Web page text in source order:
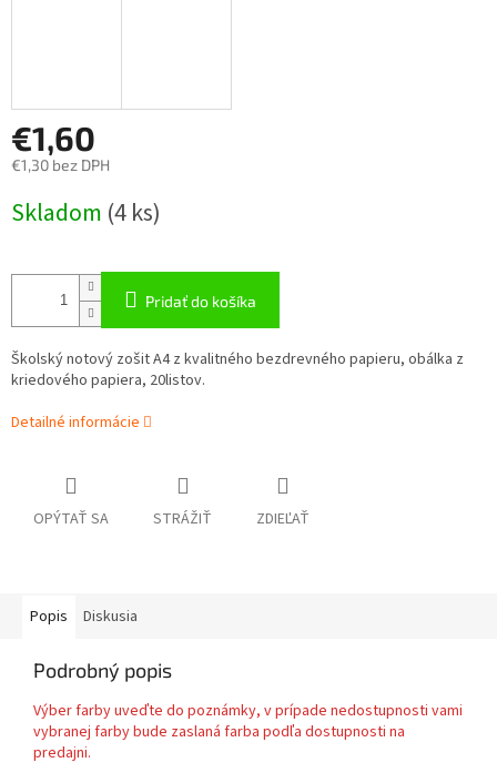
€1,60
€1,30 bez DPH
cena:
Skladom (4 ks)
Pridať do košíka
Školský notový zošit A4 z kvalitného bezdrevného papieru, obálka z
kriedového papiera, 20listov.
Detailné informácie
OPÝTAŤ SA STRÁŽIŤ ZDIEĽAŤ
Popis Diskusia
Podrobný popis
Výber farby uveďte do poznámky, v prípade nedostupnosti vami
vybranej farby bude zaslaná farba podľa dostupnosti na
predajni.